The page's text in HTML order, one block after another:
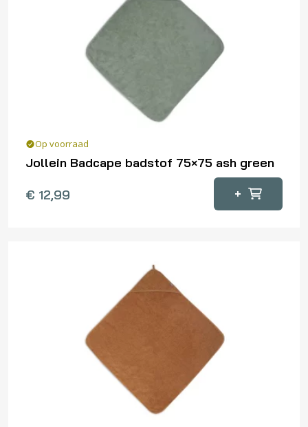
Op voorraad
Jollein Badcape badstof 75×75 ash green
€ 12,99 +